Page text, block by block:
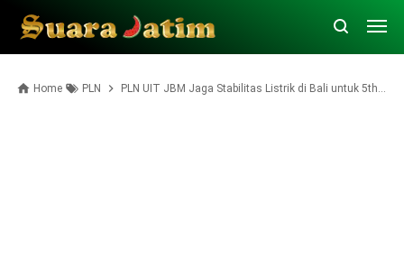
Home PLN PLN UIT JBM Jaga Stabilitas Listrik di Bali untuk 5th Multilateral Naval Exercise Komodo 2025